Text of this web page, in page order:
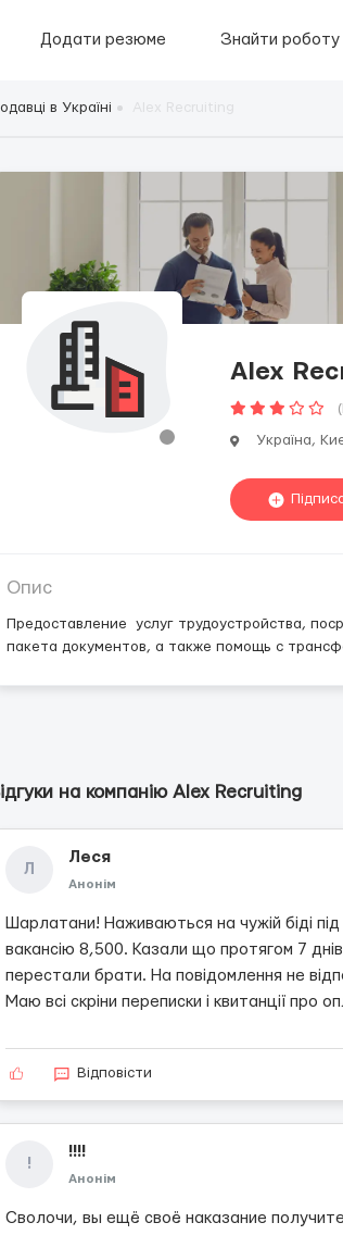
Додати резюме Знайти роботу
в Україні
Alex
Україна,
Опис
Предоставление услуг трудоустройства,
пакета документов, а также помощь с
на компанію Alex Recruiting
Л
Леся
Анонім
Шарлатани! Наживаються на чужій біді
вакансію 8,500. Казали що протягом 7
перестали брати. На повідомлення не
Маю всі скріни переписки і квитанції про
Відповісти
!
!!!!
Анонім
Сволочи, вы ещё своё наказание